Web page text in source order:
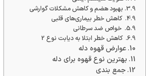
بهبود هضم و کاهش مشکلات گوارشی
کاهش خطر بیماری‌های قلبی
خواص ضد سرطانی
کاهش خطر ابتلا به دیابت نوع 2
عوارض قهوه دله
بهترین نوع قهوه برای دله
جمع بندی